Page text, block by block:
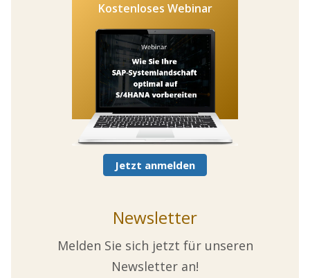
Kostenloses Webinar
Jetzt anmelden
Newsletter
Melden Sie sich jetzt für unseren
Newsletter an!